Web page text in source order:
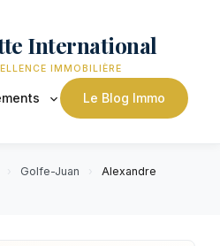
International
IMMOBILIÈRE
Le Blog Immo
Golfe-Juan
Alexandre